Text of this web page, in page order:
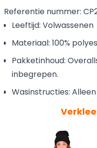
Referentie nummer:
Leeftijd: Volwassenen
Materiaal: 100%
Pakketinhoud:
inbegrepen.
Wasinstructies: